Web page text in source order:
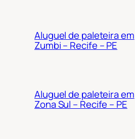
Aluguel de paleteira em
Zumbi – Recife – PE
Aluguel de paleteira em
Zona Sul – Recife – PE